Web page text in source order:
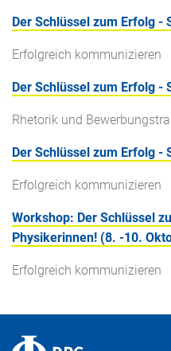
Der Schlüssel zum Erfolg
Erfolgreich kommunizieren
Der Schlüssel zum Erfolg
Rhetorik und
Der Schlüssel zum Erfolg
Erfolgreich kommunizieren
Workshop: Der Schlüssel
Physikerinnen! (8. -10.
Erfolgreich kommunizieren